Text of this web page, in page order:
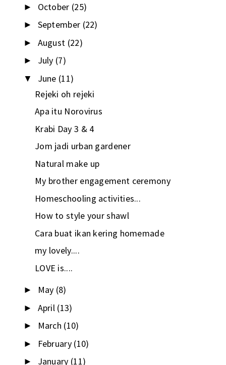
► October (25)
► September (22)
► August (22)
► July (7)
▼ June (11)
Rejeki oh rejeki
Apa itu Norovirus
Krabi Day 3 & 4
Jom jadi urban gardener
Natural make up
My brother engagement ceremony
Homeschooling activities...
How to style your shawl
Cara buat ikan kering homemade
my lovely....
LOVE is....
► May (8)
► April (13)
► March (10)
► February (10)
► January (11)